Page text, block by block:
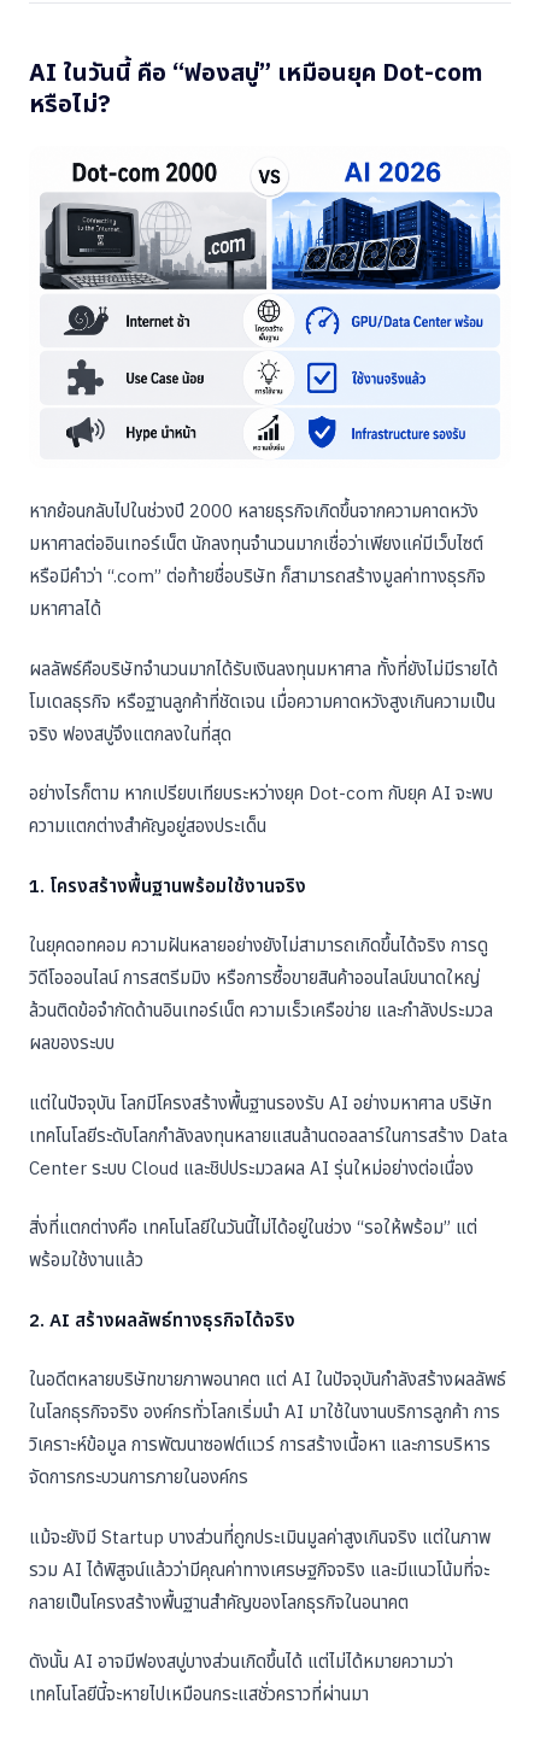
AI ในวันนี้ คือ “ฟองสบู่” เหมือนยุค Dot-com
หรือไม่?
หากย้อนกลับไปในช่วงปี 2000 หลายธุรกิจเกิดขึ้นจากความคาดหวัง
มหาศาลต่ออินเทอร์เน็ต นักลงทุนจำนวนมากเชื่อว่าเพียงแค่มีเว็บไซต์
หรือมีคำว่า “.com” ต่อท้ายชื่อบริษัท ก็สามารถสร้างมูลค่าทางธุรกิจ
มหาศาลได้
ผลลัพธ์คือบริษัทจำนวนมากได้รับเงินลงทุนมหาศาล ทั้งที่ยังไม่มีรายได้
โมเดลธุรกิจ หรือฐานลูกค้าที่ชัดเจน เมื่อความคาดหวังสูงเกินความเป็น
จริง ฟองสบู่จึงแตกลงในที่สุด
อย่างไรก็ตาม หากเปรียบเทียบระหว่างยุค Dot-com กับยุค AI จะพบ
ความแตกต่างสำคัญอยู่สองประเด็น
1. โครงสร้างพื้นฐานพร้อมใช้งานจริง
ในยุคดอทคอม ความฝันหลายอย่างยังไม่สามารถเกิดขึ้นได้จริง การดู
วิดีโอออนไลน์ การสตรีมมิง หรือการซื้อขายสินค้าออนไลน์ขนาดใหญ่
ล้วนติดข้อจำกัดด้านอินเทอร์เน็ต ความเร็วเครือข่าย และกำลังประมวล
ผลของระบบ
แต่ในปัจจุบัน โลกมีโครงสร้างพื้นฐานรองรับ AI อย่างมหาศาล บริษัท
เทคโนโลยีระดับโลกกำลังลงทุนหลายแสนล้านดอลลาร์ในการสร้าง Data
Center ระบบ Cloud และชิปประมวลผล AI รุ่นใหม่อย่างต่อเนื่อง
สิ่งที่แตกต่างคือ เทคโนโลยีในวันนี้ไม่ได้อยู่ในช่วง “รอให้พร้อม” แต่
พร้อมใช้งานแล้ว
2. AI สร้างผลลัพธ์ทางธุรกิจได้จริง
ในอดีตหลายบริษัทขายภาพอนาคต แต่ AI ในปัจจุบันกำลังสร้างผลลัพธ์
ในโลกธุรกิจจริง องค์กรทั่วโลกเริ่มนำ AI มาใช้ในงานบริการลูกค้า การ
วิเคราะห์ข้อมูล การพัฒนาซอฟต์แวร์ การสร้างเนื้อหา และการบริหาร
จัดการกระบวนการภายในองค์กร
แม้จะยังมี Startup บางส่วนที่ถูกประเมินมูลค่าสูงเกินจริง แต่ในภาพ
รวม AI ได้พิสูจน์แล้วว่ามีคุณค่าทางเศรษฐกิจจริง และมีแนวโน้มที่จะ
กลายเป็นโครงสร้างพื้นฐานสำคัญของโลกธุรกิจในอนาคต
ดังนั้น AI อาจมีฟองสบู่บางส่วนเกิดขึ้นได้ แต่ไม่ได้หมายความว่า
เทคโนโลยีนี้จะหายไปเหมือนกระแสชั่วคราวที่ผ่านมา